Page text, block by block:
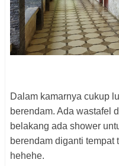
Dalam kamarnya cukup
berendam. Ada wastafel
belakang ada shower
berendam diganti tempat
hehehe.